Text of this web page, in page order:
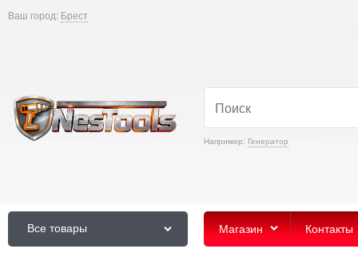
Ваш город: Брест
Например: Генератор
Все товары Магазин Контакты